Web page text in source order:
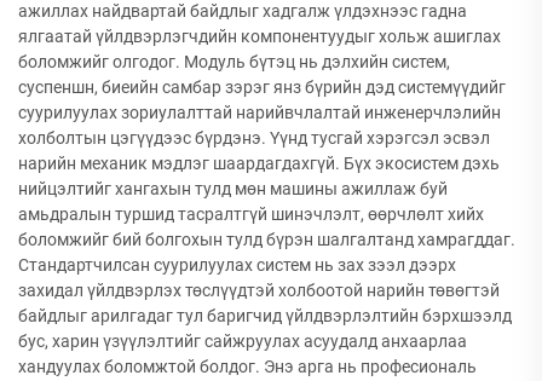
ажиллах найдвартай байдлыг хадгалж үлдэхнээс гадна
ялгаатай үйлдвэрлэгчдийн компонентуудыг хольж ашиглах
боломжийг олгодог. Модуль бүтэц нь дэлхийн систем,
суспеншн, биеийн самбар зэрэг янз бүрийн дэд системүүдийг
суурилуулах зориулалттай нарийвчлалтай инженерчлэлийн
холболтын цэгүүдээс бүрдэнэ. Үүнд тусгай хэрэгсэл эсвэл
нарийн механик мэдлэг шаардагдахгүй. Бүх экосистем дэхь
нийцэлтийг хангахын тулд мөн машины ажиллаж буй
амьдралын туршид тасралтгүй шинэчлэлт, өөрчлөлт хийх
боломжийг бий болгохын тулд бүрэн шалгалтанд хамрагддаг.
Стандартчилсан суурилуулах систем нь зах зээл дээрх
захидал үйлдвэрлэх төслүүдтэй холбоотой нарийн төвөгтэй
байдлыг арилгадаг тул баригчид үйлдвэрлэлтийн бэрхшээлд
бус, харин үзүүлэлтийг сайжруулах асуудалд анхаарлаа
хандуулах боломжтой болдог. Энэ арга нь професиональ